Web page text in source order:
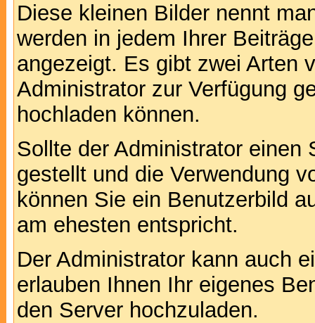
Diese kleinen Bilder nennt
werden in jedem Ihrer
angezeigt. Es gibt zwei Arten
Administrator zur Verfügung
hochladen können.
Sollte der Administrator einen
gestellt und die Verwendung
können Sie ein Benutzerbild
am ehesten entspricht.
Der Administrator kann auch
erlauben Ihnen Ihr eigenes
den Server hochzuladen.